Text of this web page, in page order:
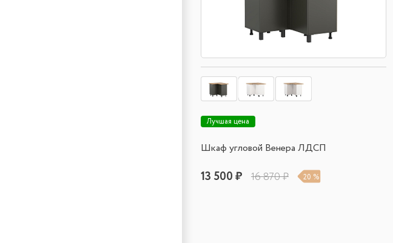
Лучшая цена
Шкаф угловой Венера ЛДСП
13 500 ₽ 16 870 ₽ 20 %